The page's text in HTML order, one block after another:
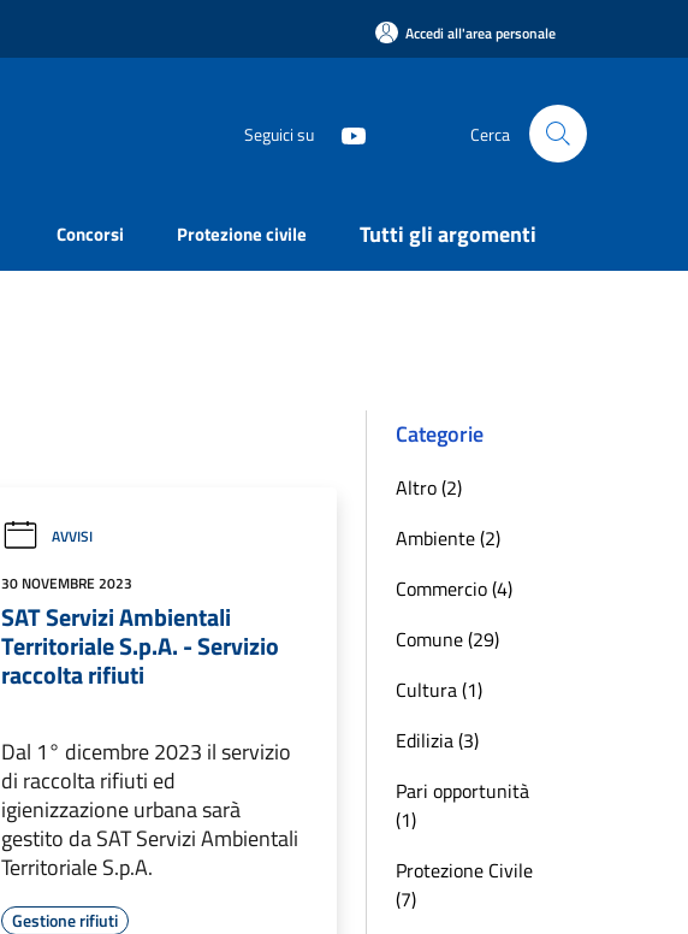
Accedi all'area personale
Seguici su Cerca
Concorsi Protezione civile Tutti gli argomenti
AVVISI
30 NOVEMBRE 2023
SAT Servizi Ambientali
Territoriale S.p.A. - Servizio
raccolta rifiuti
Dal 1° dicembre 2023 il servizio
di raccolta rifiuti ed
igienizzazione urbana sarà
gestito da SAT Servizi Ambientali
Territoriale S.p.A.
Gestione rifiuti
Categorie
Altro (2)
Ambiente (2)
Commercio (4)
Comune (29)
Cultura (1)
Edilizia (3)
Pari opportunità
(1)
Protezione Civile
(7)